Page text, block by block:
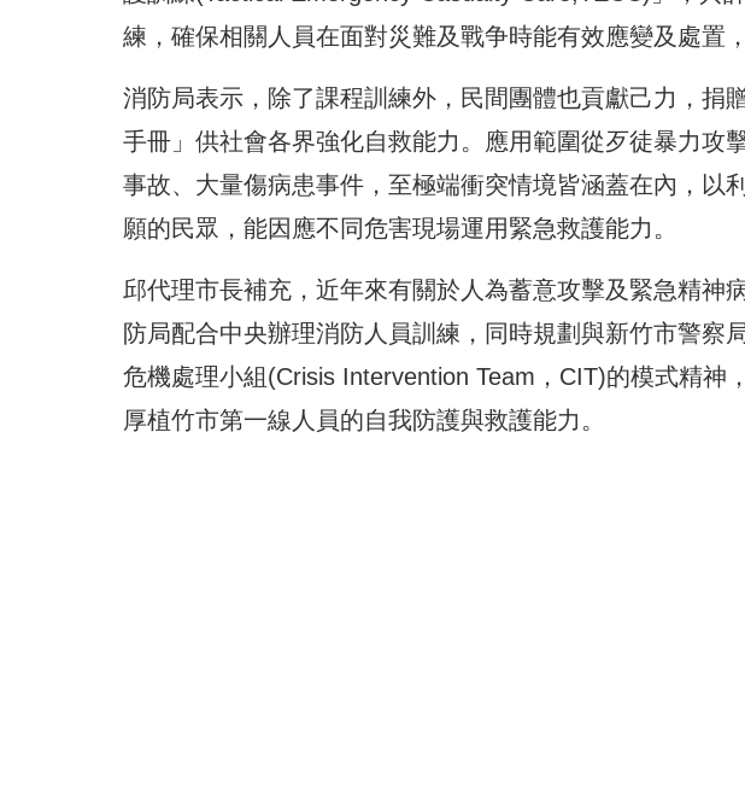
練，確保相關人員在面對災難及戰争時能有效應變及處置
消防局表示，除了課程訓練外，民間團體也貢獻己力，捐
手冊」供社會各界強化自救能力。應用範圍從歹徒暴力攻
事故、大量傷病患事件，至極端衝突情境皆涵蓋在內，以
願的民眾，能因應不同危害現場運用緊急救護能力。
邱代理市長補充，近年來有關於人為蓄意攻擊及緊急精神
防局配合中央辦理消防人員訓練，同時規劃與新竹市警察
危機處理小組(Crisis Intervention Team，CIT)的模式精神
厚植竹市第一線人員的自我防護與救護能力。